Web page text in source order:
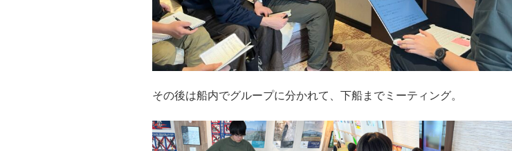
その後は船内でグループに分かれて、下船までミーティング。